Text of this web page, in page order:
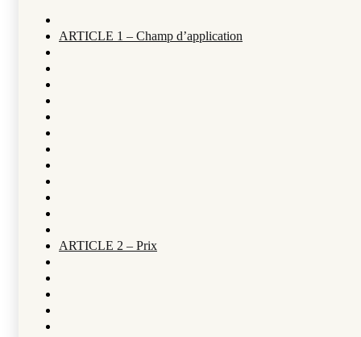
ARTICLE 1 – Champ d’application
ARTICLE 2 – Prix